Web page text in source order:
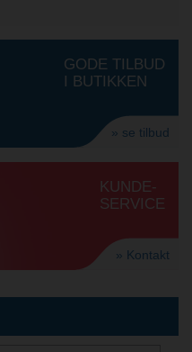
GODE TILBUD
I BUTIKKEN
» se tilbud
KUNDE-
SERVICE
» Kontakt